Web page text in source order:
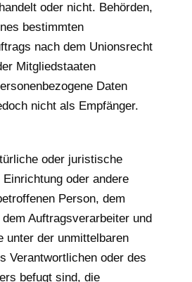
oder nicht. Behörden,
bestimmten
nach dem Unionsrecht
Mitgliedstaaten
Daten
nicht als Empfänger.
oder juristische
oder andere
Person, dem
Auftragsverarbeiter und
unter der unmittelbaren
Verantwortlichen oder des
befugt sind, die